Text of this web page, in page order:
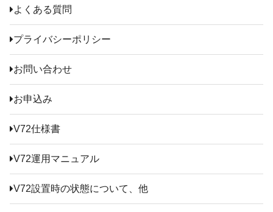
よくある質問
プライバシーポリシー
お問い合わせ
お申込み
V72仕様書
V72運用マニュアル
V72設置時の状態について、他